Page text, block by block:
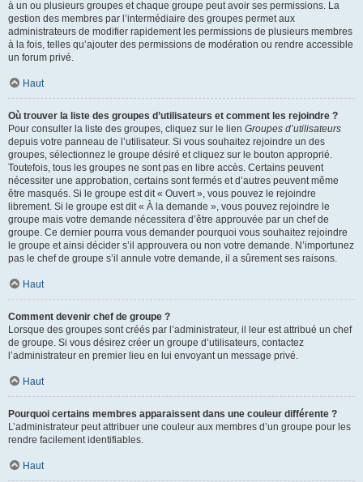
à un ou plusieurs groupes et chaque groupe peut avoir ses permissions. La
gestion des membres par l’intermédiaire des groupes permet aux
administrateurs de modifier rapidement les permissions de plusieurs membres
à la fois, telles qu’ajouter des permissions de modération ou rendre accessible
un forum privé.
Haut
Où trouver la liste des groupes d’utilisateurs et comment les rejoindre ?
Pour consulter la liste des groupes, cliquez sur le lien Groupes d’utilisateurs
depuis votre panneau de l’utilisateur. Si vous souhaitez rejoindre un des
groupes, sélectionnez le groupe désiré et cliquez sur le bouton approprié.
Toutefois, tous les groupes ne sont pas en libre accès. Certains peuvent
nécessiter une approbation, certains sont fermés et d’autres peuvent même
être masqués. Si le groupe est dit « Ouvert », vous pouvez le rejoindre
librement. Si le groupe est dit « À la demande », vous pouvez rejoindre le
groupe mais votre demande nécessitera d’être approuvée par un chef de
groupe. Ce dernier pourra vous demander pourquoi vous souhaitez rejoindre
le groupe et ainsi décider s’il approuvera ou non votre demande. N’importunez
pas le chef de groupe s’il annule votre demande, il a sûrement ses raisons.
Haut
Comment devenir chef de groupe ?
Lorsque des groupes sont créés par l’administrateur, il leur est attribué un chef
de groupe. Si vous désirez créer un groupe d’utilisateurs, contactez
l’administrateur en premier lieu en lui envoyant un message privé.
Haut
Pourquoi certains membres apparaissent dans une couleur différente ?
L’administrateur peut attribuer une couleur aux membres d’un groupe pour les
rendre facilement identifiables.
Haut